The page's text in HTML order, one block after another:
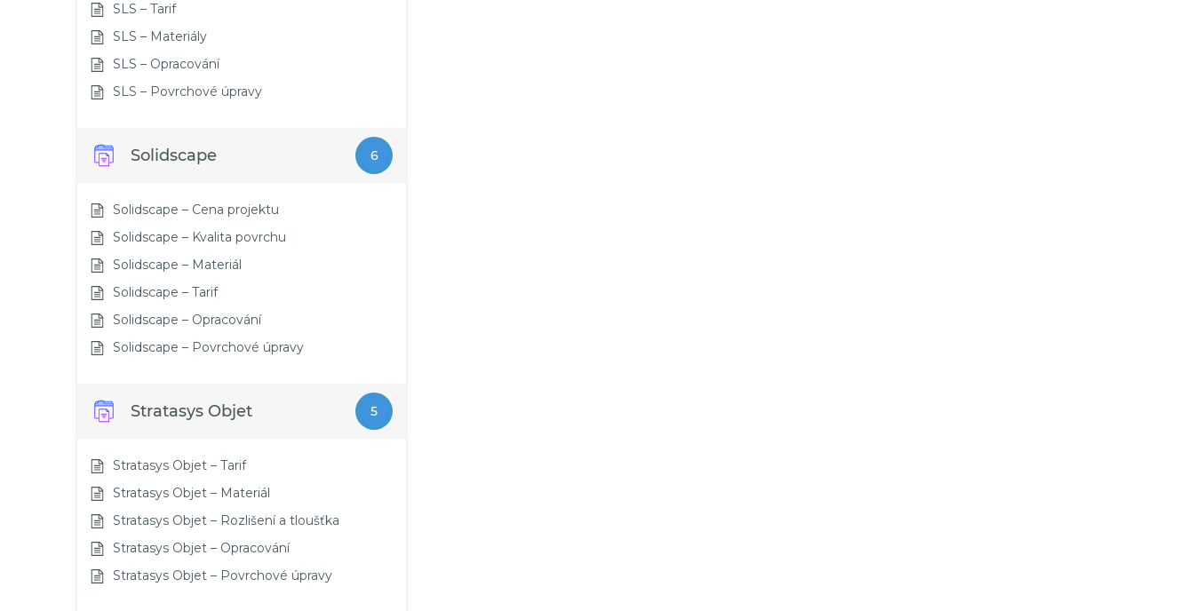
SLS – Tarif
SLS – Materiály
SLS – Opracování
SLS – Povrchové úpravy
Solidscape 6
Solidscape – Cena projektu
Solidscape – Kvalita povrchu
Solidscape – Materiál
Solidscape – Tarif
Solidscape – Opracování
Solidscape – Povrchové úpravy
Stratasys Objet 5
Stratasys Objet – Tarif
Stratasys Objet – Materiál
Stratasys Objet – Rozlišení a tloušťka
Stratasys Objet – Opracování
Stratasys Objet – Povrchové úpravy